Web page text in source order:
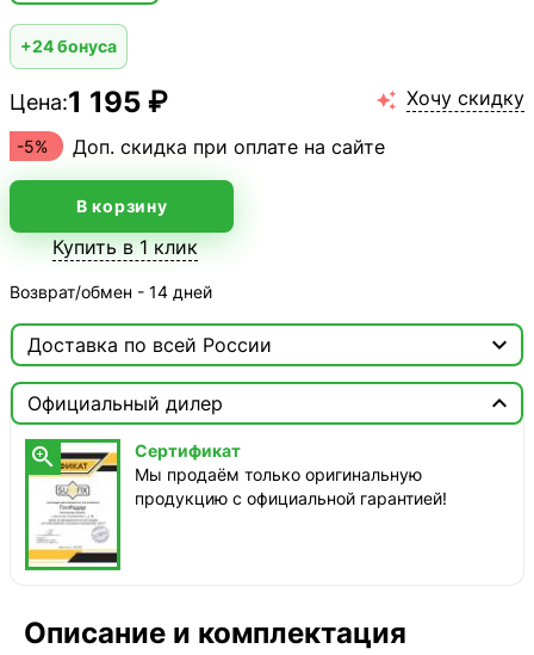
+24 бонуса
Цена:1 195 ₽  Хочу скидку
-5% Доп. скидка при оплате на сайте
В корзину
Купить в 1 клик
Возврат/обмен - 14 дней
Доставка по всей России 
 Москва
ТопРадар — Курьер
сегодня, от 350 ₽
ТопРадар — Самовывоз
сегодня, бесплатно
наб. Бережковская, д. 20, стр. 19
Официальный дилер


Сертификат
Мы продаём только оригинальную
продукцию с официальной гарантией!
Описание и комплектация